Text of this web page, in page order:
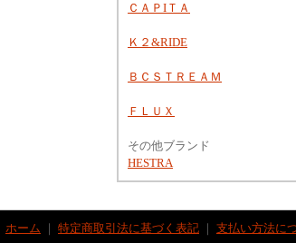
ＣＡＰIＴＡ
Ｋ２&RIDE
ＢＣＳＴＲＥＡＭ
ＦＬＵＸ
その他ブランド
HESTRA
ホーム 特定商取引法に基づく表記 支払い方法に